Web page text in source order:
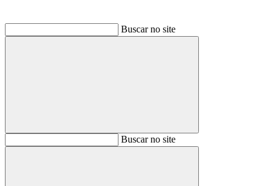
Buscar no site
BuscarBuscar no site